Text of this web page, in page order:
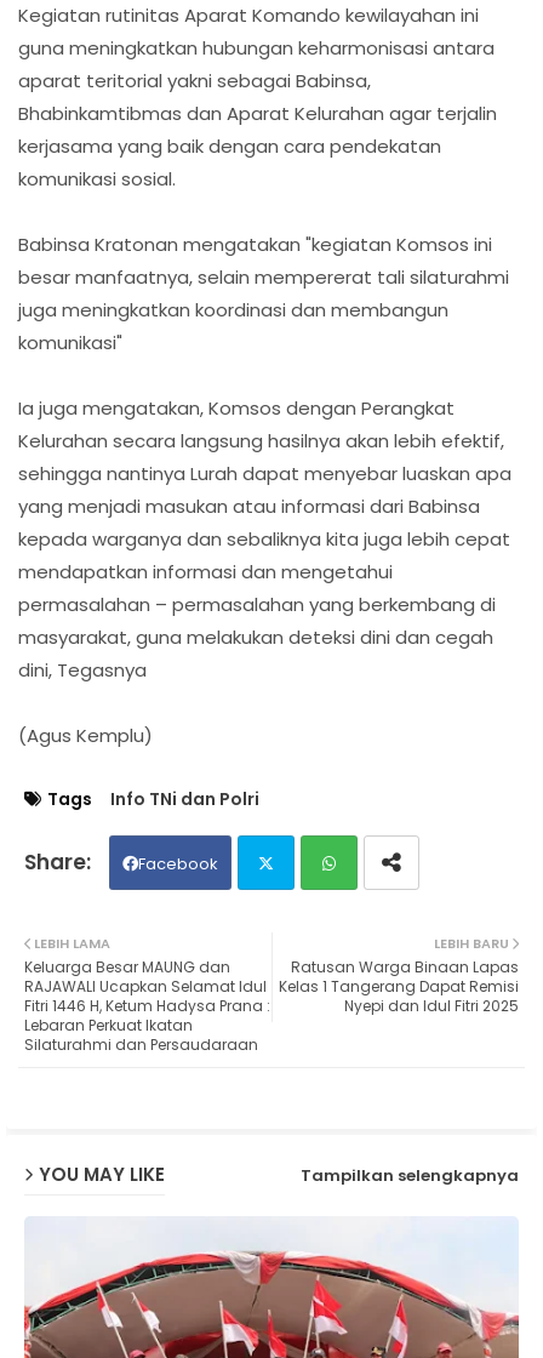
Kegiatan rutinitas Aparat Komando kewilayahan ini
guna meningkatkan hubungan keharmonisasi antara
aparat teritorial yakni sebagai Babinsa,
Bhabinkamtibmas dan Aparat Kelurahan agar terjalin
kerjasama yang baik dengan cara pendekatan
komunikasi sosial.
Babinsa Kratonan mengatakan "kegiatan Komsos ini
besar manfaatnya, selain mempererat tali silaturahmi
juga meningkatkan koordinasi dan membangun
komunikasi"
Ia juga mengatakan, Komsos dengan Perangkat
Kelurahan secara langsung hasilnya akan lebih efektif,
sehingga nantinya Lurah dapat menyebar luaskan apa
yang menjadi masukan atau informasi dari Babinsa
kepada warganya dan sebaliknya kita juga lebih cepat
mendapatkan informasi dan mengetahui
permasalahan – permasalahan yang berkembang di
masyarakat, guna melakukan deteksi dini dan cegah
dini, Tegasnya
(Agus Kemplu)
Tags Info TNi dan Polri
Facebook
ats
LEBIH BARU
Ratusan Warga Binaan Lapas
Kelas 1 Tangerang Dapat Remisi
Nyepi dan Idul Fitri 2025
LEBIH LAMA
Keluarga Besar MAUNG dan
RAJAWALI Ucapkan Selamat Idul
Fitri 1446 H, Ketum Hadysa Prana :
Lebaran Perkuat Ikatan
Silaturahmi dan Persaudaraan
YOU MAY LIKE Tampilkan selengkapnya